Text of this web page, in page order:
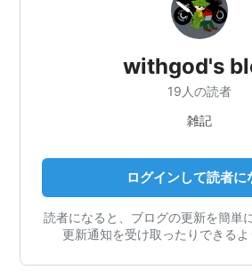
withgod's
19人の読者
雑記
ログインして読者に
読者になると、ブログの更新を簡単
更新通知を受け取ったりできるよ